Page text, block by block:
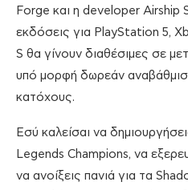
Forge και η developer Airship
εκδόσεις για PlayStation 5,
S θα γίνουν διαθέσιμες σε
υπό μορφή δωρεάν
κατόχους.
Εσύ καλείσαι να
Legends Champions, να
να ανοίξεις πανιά για τα